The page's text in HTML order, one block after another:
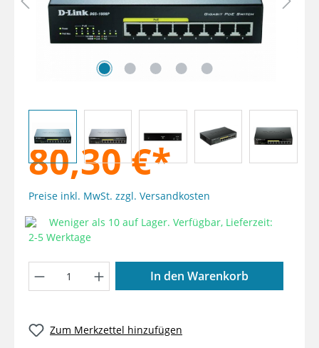
80,30 €*
Preise inkl. MwSt. zzgl. Versandkosten
Weniger als 10 auf Lager. Verfügbar, Lieferzeit:
2-5 Werktage
Produkt Anzahl: Gib den
In den Warenkorb
Zum Merkzettel hinzufügen